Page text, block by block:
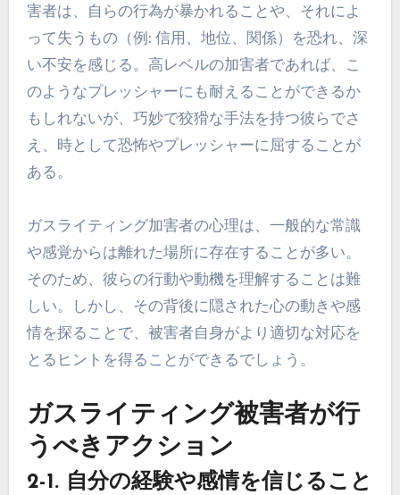
害者は、自らの行為が暴かれることや、それによ
って失うもの（例: 信用、地位、関係）を恐れ、深
い不安を感じる。高レベルの加害者であれば、こ
のようなプレッシャーにも耐えることができるか
もしれないが、巧妙で狡猾な手法を持つ彼らでさ
え、時として恐怖やプレッシャーに屈することが
ある。
ガスライティング加害者の心理は、一般的な常識
や感覚からは離れた場所に存在することが多い。
そのため、彼らの行動や動機を理解することは難
しい。しかし、その背後に隠された心の動きや感
情を探ることで、被害者自身がより適切な対応を
とるヒントを得ることができるでしょう。
ガスライティング被害者が行
うべきアクション
2-1. 自分の経験や感情を信じること